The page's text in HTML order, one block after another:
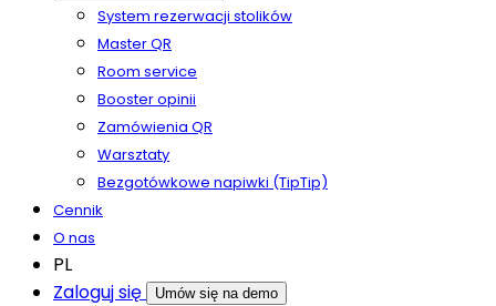
System rezerwacji stolików
Master QR
Room service
Booster opinii
Zamówienia QR
Warsztaty
Bezgotówkowe napiwki (TipTip)
Cennik
O nas
PL
Zaloguj się
Umów się na demo